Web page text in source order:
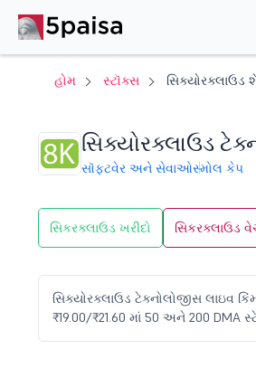
હોમ સ્ટૉક્સ સિક્યોરક્લાઉડ
સિક્યોરક્લાઉડ
સૉફ્ટવેર અને સેવાઓસ્મોલ કેપ
સિકરક્લાઉડ ખરીદો સિકરક્લાઉડ
સિક્યોરક્લાઉડ ટેક્નોલોજીસ લાઇવ
₹19.00/₹21.60 માં 50 અને 200 DMA